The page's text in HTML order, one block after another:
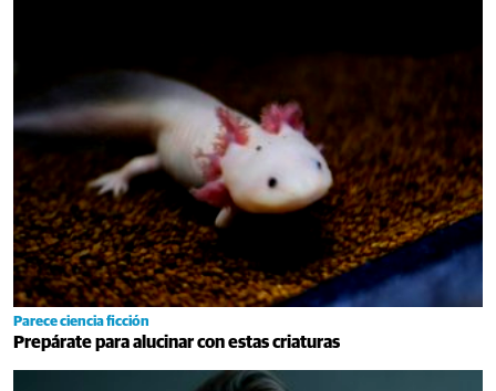
Parece ciencia ficción
Prepárate para alucinar con estas criaturas